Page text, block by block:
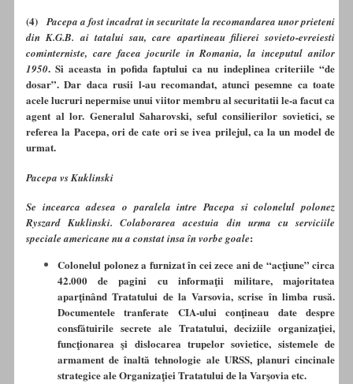
(4)Pacepa a fost incadrat in securitate la recomandarea unor prieteni
din K.G.B. ai tatalui sau, care apartineau filierei sovieto-evreiesti
cominterniste, care facea jocurile in Romania, la inceputul anilor
1950. Si aceasta in pofida faptului ca nu indeplinea criteriile “de
dosar”. Dar daca rusii l-au recomandat, atunci pesemne ca toate
acele lucruri nepermise unui viitor membru al securitatii le-a facut ca
agent al lor. Generalul Saharovski, seful consilierilor sovietici, se
referea la Pacepa, ori de cate ori se ivea prilejul, ca la un model de
urmat.
Pacepa vs Kuklinski
Se incearca adesea o paralela intre Pacepa si colonelul polonez
Ryszard Kuklinski. Colaborarea acestuia din urma cu serviciile
speciale americane nu a constat insa în vorbe goale:
Colonelul polonez a furnizat în cei zece ani de “acţiune” circa
42.000 de pagini cu informaţii militare, majoritatea
aparţinând Tratatului de la Varsovia, scrise în limba rusă.
Documentele tranferate CIA-ului conţineau date despre
consfătuirile secrete ale Tratatului, deciziile organizaţiei,
funcţionarea şi dislocarea trupelor sovietice, sistemele de
armament de înaltă tehnologie ale URSS, planuri cincinale
strategice ale Organizaţiei Tratatului de la Varşovia etc.